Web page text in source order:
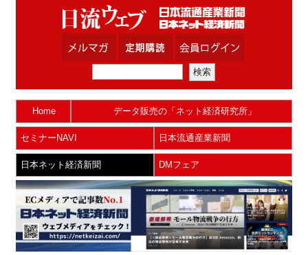
Home データ販売の「ネット経済研究所」
セミナーNAVI 日本流通産業新聞
日本ネット経済新聞 DMフェア